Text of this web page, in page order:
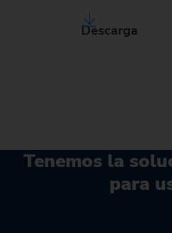
Descarga
Tenemos la
para